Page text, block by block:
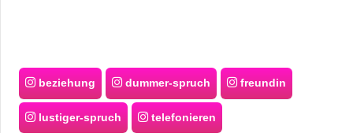
beziehung dummer-spruch freundin
lustiger-spruch telefonieren